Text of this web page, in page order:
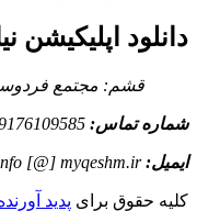
دانلود اپلیکیشن
قشم: مجتمع فردوسی ،
شماره تماس:
ایمیل:[@] myqeshm.ir
کلیه حقوق برای پدید